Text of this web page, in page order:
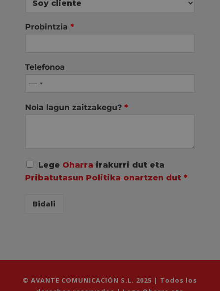
Probintzia *
Telefonoa
Nola lagun zaitzakegu? *
A
c
u
D
Lege Oharra irakurri dut eta
Pribatutasun Politika onartzen dut *
Bidali
© AVANTE COMUNICACIÓN S.L. 2025 | Todos los